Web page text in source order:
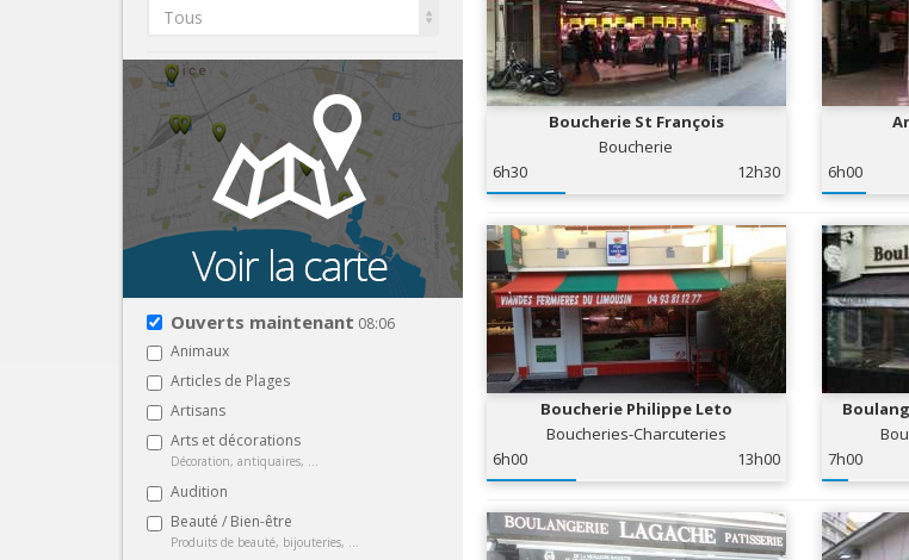
Tous
Ouverts maintenant 08:06
Animaux
Articles de Plages
Artisans
Arts et décorations
Décoration, antiquaires, ...
Audition
Beauté / Bien-être
Produits de beauté, bijouteries, ...
Boucherie St François
Boucherie
6h30
12h30
6h00
Boucherie Philippe Leto
Boucheries-Charcuteries
6h00
13h00
7h00